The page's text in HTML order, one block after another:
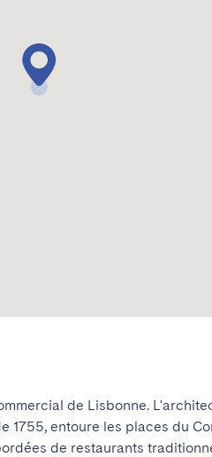
de Lisbonne.
1755, entoure les places du
de restaurants